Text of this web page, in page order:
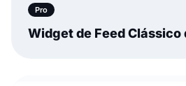
Pro
Widget de Feed Clássico